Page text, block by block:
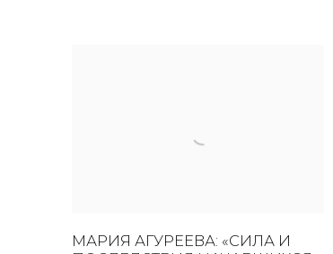
МАРИЯ АГУРЕЕВА: «СИЛА И